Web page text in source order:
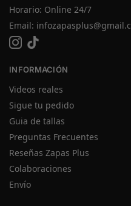
Horario: Online 24/7
Email:
INFORMACIÓN
Videos reales
Sigue tu pedido
Guia de tallas
Preguntas Frecuentes
Reseñas Zapas Plus
Colaboraciones
Envío